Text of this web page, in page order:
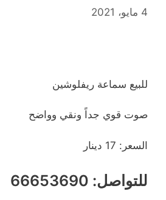
4 مايو، 2021
للبيع سماعة ريفلوشين
صوت قوي جداً ونقي وواضح
السعر: 17 دينار
للتواصل: 66653690